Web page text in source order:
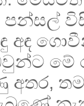
පන්සල්
අඳ
මේ
තම